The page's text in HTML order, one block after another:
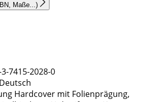
Maße...)
7415-2028-0
Deutsch
Hardcover mit Folienprägung,